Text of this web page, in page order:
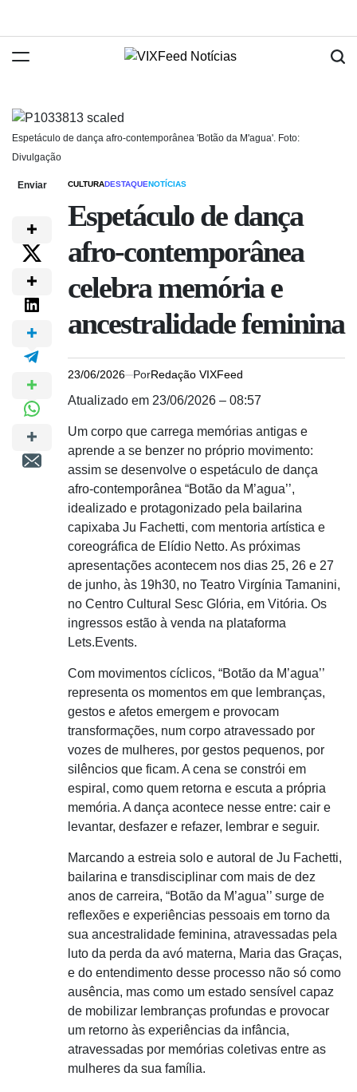
Espetáculo de dança afro-contemporânea 'Botão da M'agua'. Foto:
Divulgação
Enviar CULTURADESTAQUENOTÍCIAS
Espetáculo de dança
afro-contemporânea
celebra memória e
ancestralidade feminina
23/06/2026 PorRedação VIXFeed
Atualizado em 23/06/2026 – 08:57
Um corpo que carrega memórias antigas e
aprende a se benzer no próprio movimento:
assim se desenvolve o espetáculo de dança
afro-contemporânea “Botão da M’agua’’,
idealizado e protagonizado pela bailarina
capixaba Ju Fachetti, com mentoria artística e
coreográfica de Elídio Netto. As próximas
apresentações acontecem nos dias 25, 26 e 27
de junho, às 19h30, no Teatro Virgínia Tamanini,
no Centro Cultural Sesc Glória, em Vitória. Os
ingressos estão à venda na plataforma
Lets.Events.
Com movimentos cíclicos, “Botão da M’agua’’
representa os momentos em que lembranças,
gestos e afetos emergem e provocam
transformações, num corpo atravessado por
vozes de mulheres, por gestos pequenos, por
silêncios que ficam. A cena se constrói em
espiral, como quem retorna e escuta a própria
memória. A dança acontece nesse entre: cair e
levantar, desfazer e refazer, lembrar e seguir.
Marcando a estreia solo e autoral de Ju Fachetti,
bailarina e transdisciplinar com mais de dez
anos de carreira, “Botão da M’agua’’ surge de
reflexões e experiências pessoais em torno da
sua ancestralidade feminina, atravessadas pela
luto da perda da avó materna, Maria das Graças,
e do entendimento desse processo não só como
ausência, mas como um estado sensível capaz
de mobilizar lembranças profundas e provocar
um retorno às experiências da infância,
atravessadas por memórias coletivas entre as
mulheres da sua família.